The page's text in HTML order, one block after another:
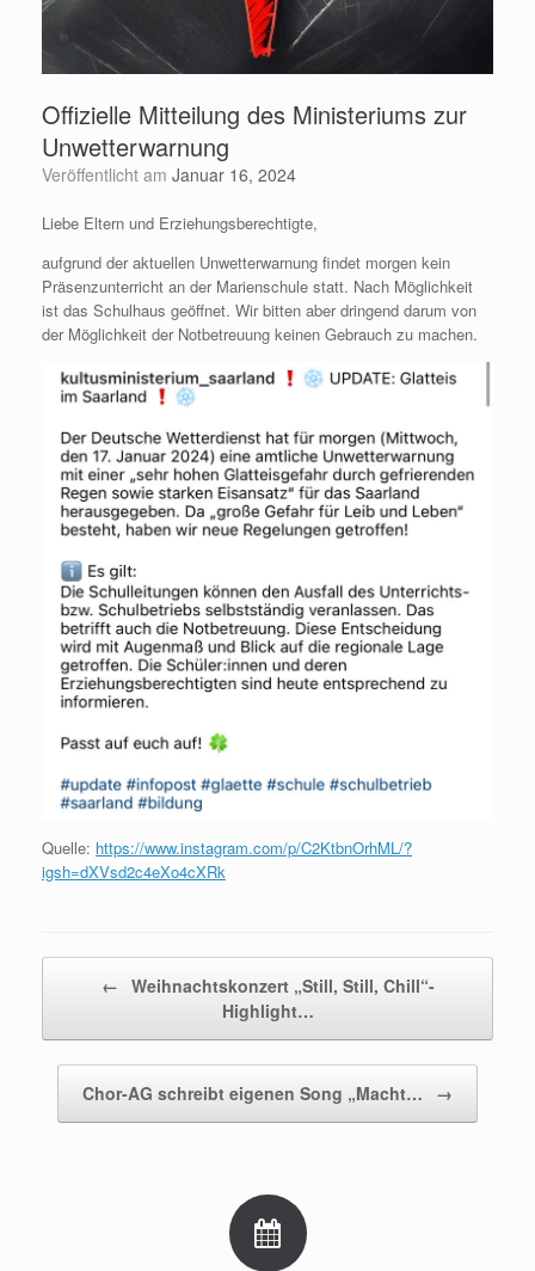
Offizielle Mitteilung des Ministeriums zur
Unwetterwarnung
Veröffentlicht am Januar 16, 2024
Liebe Eltern und Erziehungsberechtigte,
aufgrund der aktuellen Unwetterwarnung findet morgen kein
Präsenzunterricht an der Marienschule statt. Nach Möglichkeit
ist das Schulhaus geöffnet. Wir bitten aber dringend darum von
der Möglichkeit der Notbetreuung keinen Gebrauch zu machen.
Quelle: https://www.instagram.com/p/C2KtbnOrhML/?
igsh=dXVsd2c4eXo4cXRk
← Weihnachtskonzert „Still, Still, Chill“-
Highlight…
Chor-AG schreibt eigenen Song „Macht… →